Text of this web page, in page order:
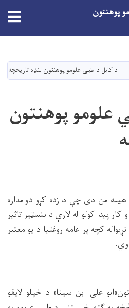
دانګل
پوهنتون
د کابل د طبي علومو پوهنتون لنډه تاریخچه
علومو پوهنتون
من دی چې د زده کړو دوامداره
کار پیدا کولو له لارې د بنسټيز تاثیر
کچه پر عامه روغتیا د یو معتبر
علي ابن سینا» د خپلو لایقو